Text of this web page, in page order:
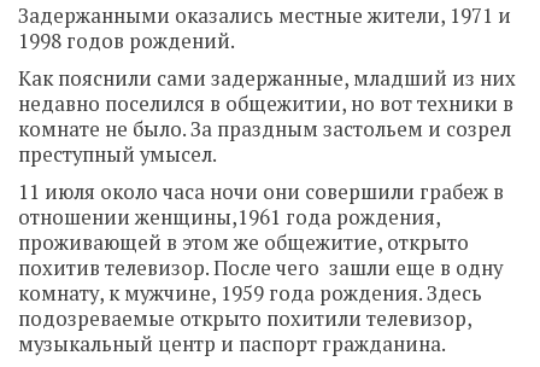
Задержанными оказались местные жители, 1971 и
1998 годов рождений.
Как пояснили сами задержанные, младший из них
недавно поселился в общежитии, но вот техники в
комнате не было. За праздным застольем и созрел
преступный умысел.
11 июля около часа ночи они совершили грабеж в
отношении женщины,1961 года рождения,
проживающей в этом же общежитие, открыто
похитив телевизор. После чего зашли еще в одну
комнату, к мужчине, 1959 года рождения. Здесь
подозреваемые открыто похитили телевизор,
музыкальный центр и паспорт гражданина.